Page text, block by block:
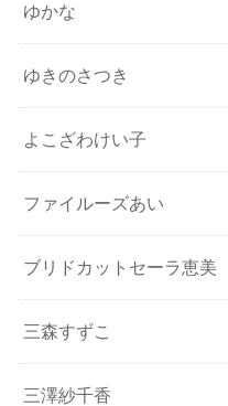
ゆかな
ゆきのさつき
よこざわけい子
ファイルーズあい
ブリドカットセーラ恵美
三森すずこ
三澤紗千香